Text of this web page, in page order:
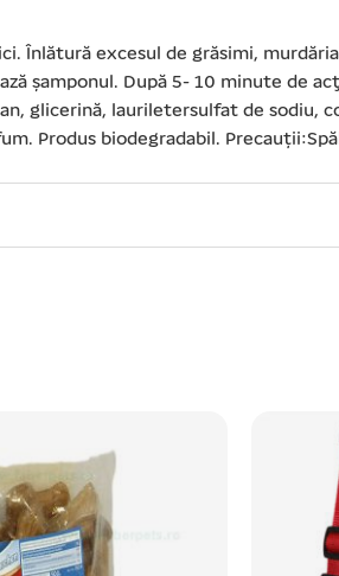
Înlătură excesul de grăsimi,
şamponul. După 5- 10 minute de
glicerină, lauriletersulfat de sodiu,
Produs biodegradabil.